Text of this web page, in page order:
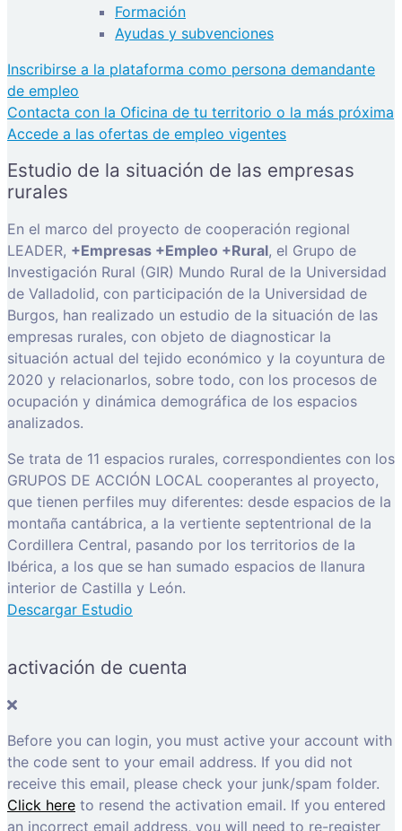
Formación
Ayudas y subvenciones
Inscribirse a la plataforma como persona demandante
de empleo
Contacta con la Oficina de tu territorio o la más próxima
Accede a las ofertas de empleo vigentes
Estudio de la situación de las empresas
rurales
En el marco del proyecto de cooperación regional
LEADER, +Empresas +Empleo +Rural, el Grupo de
Investigación Rural (GIR) Mundo Rural de la Universidad
de Valladolid, con participación de la Universidad de
Burgos, han realizado un estudio de la situación de las
empresas rurales, con objeto de diagnosticar la
situación actual del tejido económico y la coyuntura de
2020 y relacionarlos, sobre todo, con los procesos de
ocupación y dinámica demográfica de los espacios
analizados.
Se trata de 11 espacios rurales, correspondientes con los
GRUPOS DE ACCIÓN LOCAL cooperantes al proyecto,
que tienen perfiles muy diferentes: desde espacios de la
montaña cantábrica, a la vertiente septentrional de la
Cordillera Central, pasando por los territorios de la
Ibérica, a los que se han sumado espacios de llanura
interior de Castilla y León.
Descargar Estudio
activación de cuenta
Before you can login, you must active your account with
the code sent to your email address. If you did not
receive this email, please check your junk/spam folder.
Click here to resend the activation email. If you entered
an incorrect email address, you will need to re-register